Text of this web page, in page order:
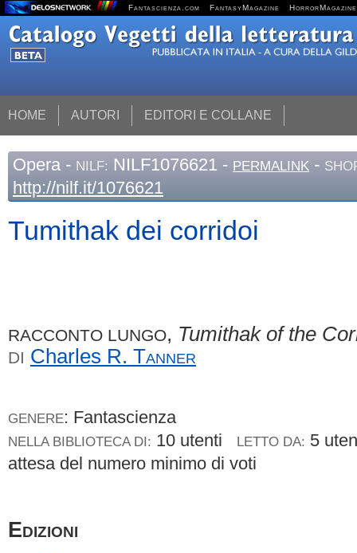
Fantascienza.com FantasyMagazine HorrorMagazine
HOME AUTORI EDITORI E COLLANE
Opera - NILF: NILF1076621 - PERMALINK -
http://nilf.it/1076621
Tumithak dei corridoi
RACCONTO LUNGO, Tumithak of the
DI Charles R. Tanner
GENERE: Fantascienza
NELLA BIBLIOTECA DI: 10 utenti LETTO DA: 5
attesa del numero minimo di voti
Edizioni